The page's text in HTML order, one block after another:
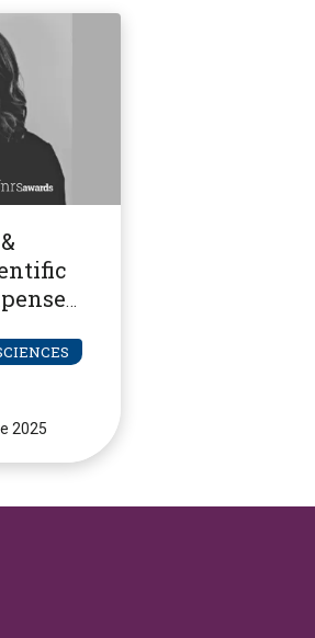
2025
on our facebook page
look on our LinkendIn page